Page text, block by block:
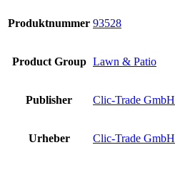
Produktnummer 93528
Product Group Lawn & Patio
Publisher Clic-Trade GmbH
Urheber Clic-Trade GmbH